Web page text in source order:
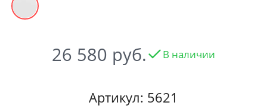
26 580 В наличии
Артикул: 5621